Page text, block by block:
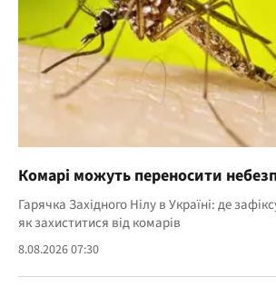
Комарі можуть переносити
Гарячка Західного Нілу в Україні: де
як захиститися від комарів
8.08.2026 07:30